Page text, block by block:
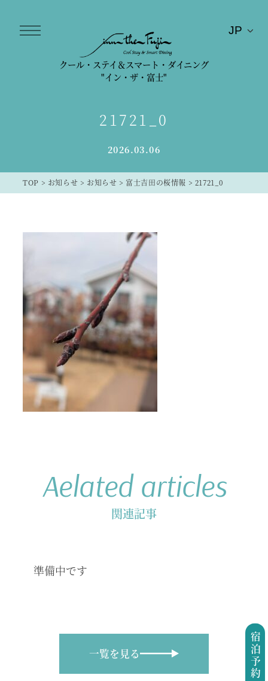
クール・ステイ＆スマート・ダイニング
"イン・ザ・富士"
21721_0
2026.03.06
TOP > お知らせ > お知らせ > 富士吉田の桜情報 > 21721_0
Aelated articles
関連記事
準備中です
一覧を見る 宿泊予約